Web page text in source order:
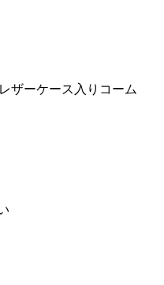
ザーケース入りコーム